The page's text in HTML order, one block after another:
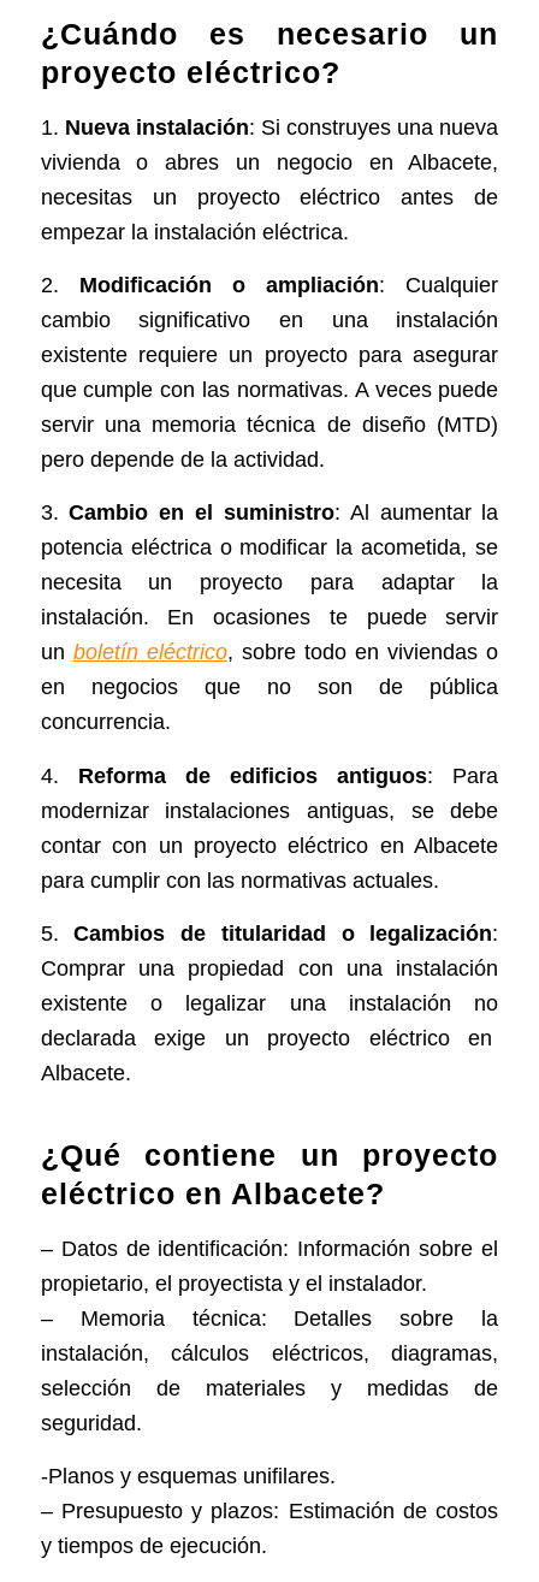
¿Cuándo es necesario un
proyecto eléctrico?
1. Nueva instalación: Si construyes una nueva
vivienda o abres un negocio en Albacete,
necesitas un proyecto eléctrico antes de
empezar la instalación eléctrica.
2. Modificación o ampliación: Cualquier
cambio significativo en una instalación
existente requiere un proyecto para asegurar
que cumple con las normativas. A veces puede
servir una memoria técnica de diseño (MTD)
pero depende de la actividad.
3.Cambio en el suministro: Al aumentar la
potencia eléctrica o modificar la acometida, se
necesita un proyecto para adaptar la
instalación. En ocasiones te puede servir
un boletín eléctrico, sobre todo en viviendas o
en negocios que no son de pública
concurrencia.
4. Reforma de edificios antiguos: Para
modernizar instalaciones antiguas, se debe
contar con un proyecto eléctrico en Albacete
para cumplir con las normativas actuales.
5.Cambios de titularidad o legalización:
Comprar una propiedad con una instalación
existente o legalizar una instalación no
declarada exige un proyecto eléctrico en
Albacete.
¿Qué contiene un proyecto
eléctrico en Albacete?
– Datos de identificación: Información sobre el
propietario, el proyectista y el instalador.
– Memoria técnica: Detalles sobre la
instalación, cálculos eléctricos, diagramas,
selección de materiales y medidas de
seguridad.
-Planos y esquemas unifilares.
– Presupuesto y plazos: Estimación de costos
y tiempos de ejecución.